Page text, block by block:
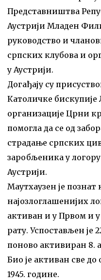
Представништва
Аустрији Младен
руководство и
српских клубова и
у Аустрији.
Догађају су
Католичке
организације Црни
помогла да се од
страдање српских
заробљеника у
Аустрији.
Маутхаузен је познат
најозлоглашенијих
активан и у Првом и
рату. Успостављен је
поново активиран 8.
Био је активан све до
1945. године.